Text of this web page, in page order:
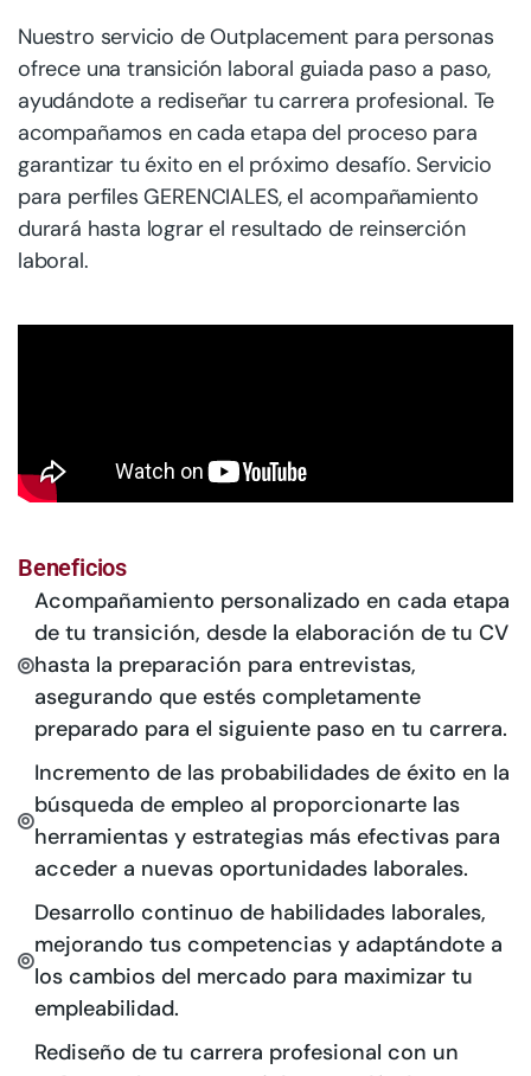
Nuestro servicio de Outplacement para personas
ofrece una transición laboral guiada paso a paso,
ayudándote a rediseñar tu carrera profesional. Te
acompañamos en cada etapa del proceso para
garantizar tu éxito en el próximo desafío. Servicio
para perfiles GERENCIALES, el acompañamiento
durará hasta lograr el resultado de reinserción
laboral.
Beneficios
Acompañamiento personalizado en cada etapa
de tu transición, desde la elaboración de tu CV
hasta la preparación para entrevistas,
asegurando que estés completamente
preparado para el siguiente paso en tu carrera.
Incremento de las probabilidades de éxito en la
búsqueda de empleo al proporcionarte las
herramientas y estrategias más efectivas para
acceder a nuevas oportunidades laborales.
Desarrollo continuo de habilidades laborales,
mejorando tus competencias y adaptándote a
los cambios del mercado para maximizar tu
empleabilidad.
Rediseño de tu carrera profesional con un